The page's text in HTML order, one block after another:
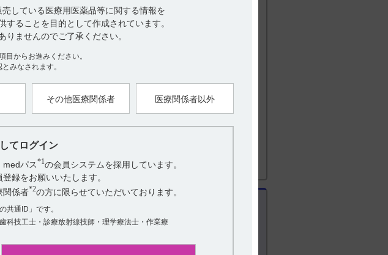
している医療用医薬品等に関する情報を
ることを目的として作成されています。
ませんのでご了承ください。
目からお進みください。
みなされます。
その他医療関係者 医療関係者以外
てログイン
medパス*1の会員システムを採用しています。
録をお願いいたします。
関係者*2の方に限らせていただいております。
共通ID」です。
科技工士・診療放射線技師・理学療法士・作業療
病統一スケール（UPDRS part III
）の変化が検討されました。合計
とアリセプト投与群（3mg、5mg、10mg）のUPDRS part IIIの変化
）、3mg群（-0.6±1.0）、5mg群（-1.2±0.7）、10mg群（-0.2±0.7）で
検定）。また、UPDRS part IIIのサブスケールスコアでは、固縮の平
）より5mg群（-0.8±0.2）で有意に減少しましたが（p=0.030,t検
項目では有意差は確認されていません（ｔ検定）。（引用2）
ールスコアの第12週（LOCF）変化（引用2より作図）
験概要は以下の通りです。
症を対象とした国内第Ⅱ相臨床試験（プラセボ対照二重盲検比較試
、4、5）
プラセボ対照、二重盲検、無作為化、並行群間比較試験
例、10mg群 37例